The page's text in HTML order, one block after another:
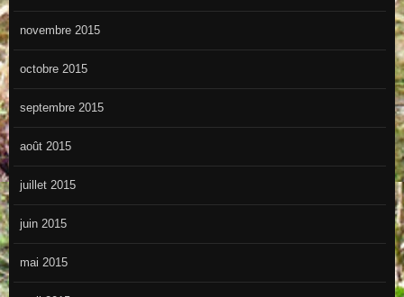
novembre 2015
octobre 2015
septembre 2015
août 2015
juillet 2015
juin 2015
mai 2015